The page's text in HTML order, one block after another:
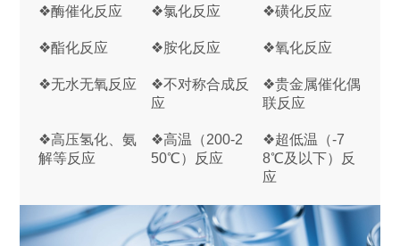
❖酶催化反应 ❖氯化反应 ❖磺化反应
❖酯化反应 ❖胺化反应 ❖氧化反应
❖无水无氧反应
❖不对称合成反
应
❖贵金属催化偶
联反应
❖高压氢化、氨
解等反应
❖高温（200-2
50℃）反应
❖超低温（-7
8℃及以下）反
应